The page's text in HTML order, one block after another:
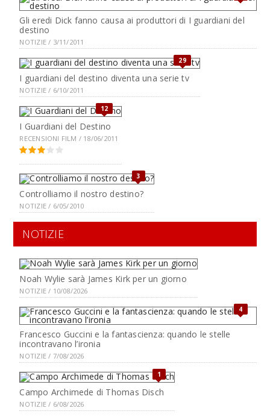
Gli eredi Dick fanno causa ai produttori di I guardiani del
destino
NOTIZIE / 3/11/2011
29
I guardiani del destino diventa una serie tv
NOTIZIE / 6/10/2011
12
I Guardiani del Destino
RECENSIONI FILM / 18/06/2011
3
Controlliamo il nostro destino?
NOTIZIE / 6/05/2010
NOTIZIE
Noah Wylie sarà James Kirk per un giorno
NOTIZIE / 10/08/2026
4
Francesco Guccini e la fantascienza: quando le stelle
incontravano l’ironia
NOTIZIE / 7/08/2026
1
Campo Archimede di Thomas Disch
NOTIZIE / 6/08/2026